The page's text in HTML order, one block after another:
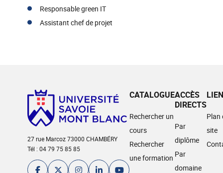
Responsable green IT
Assistant chef de projet
27 rue Marcoz 73000 CHAMBÉRY
Tél : 04 79 75 85 85
CATALOGUE
Rechercher un
cours
Rechercher
une formation
ACCÈS
DIRECTS
Par
diplôme
Par
domaine
Plan
site